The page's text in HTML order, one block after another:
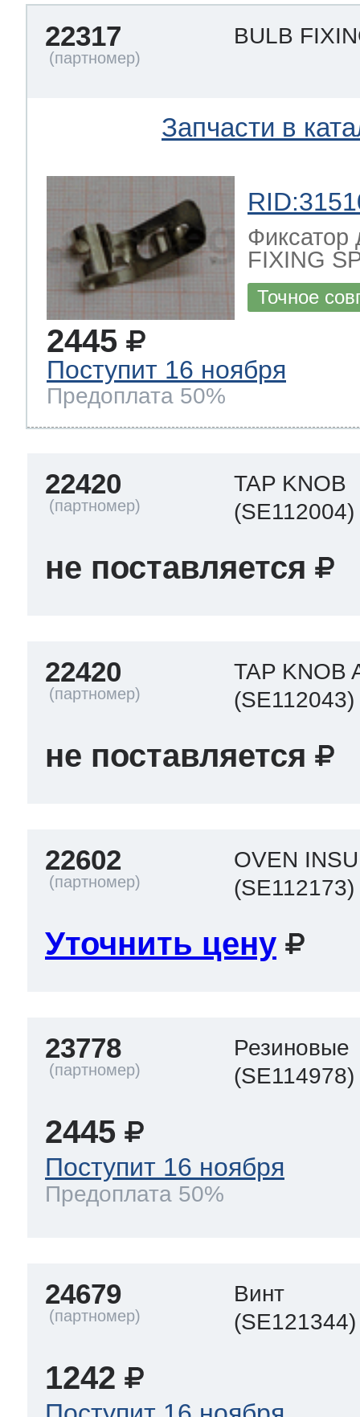
22317 BULB
Запчасти в
Фиксатор
FIXING
Точное
2445
Поступит 16 ноября
Предоплата 50%
22420
TAP KNOB
(SE112004)
не поставляется
22420
TAP KNOB
(SE112043)
не поставляется
22602
OVEN
(SE112173)
Уточнить цену
23778
Резиновые
(SE114978)
2445
Поступит 16 ноября
Предоплата 50%
24679
Винт
(SE121344)
1242